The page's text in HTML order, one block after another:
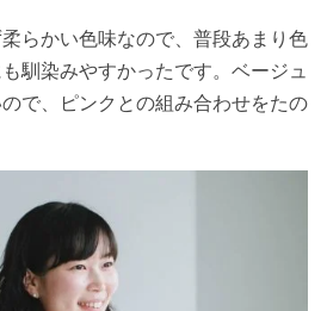
らかい色味なので、普段あまり色
馴染みやすかったです。ベージュ
で、ピンクとの組み合わせをたの